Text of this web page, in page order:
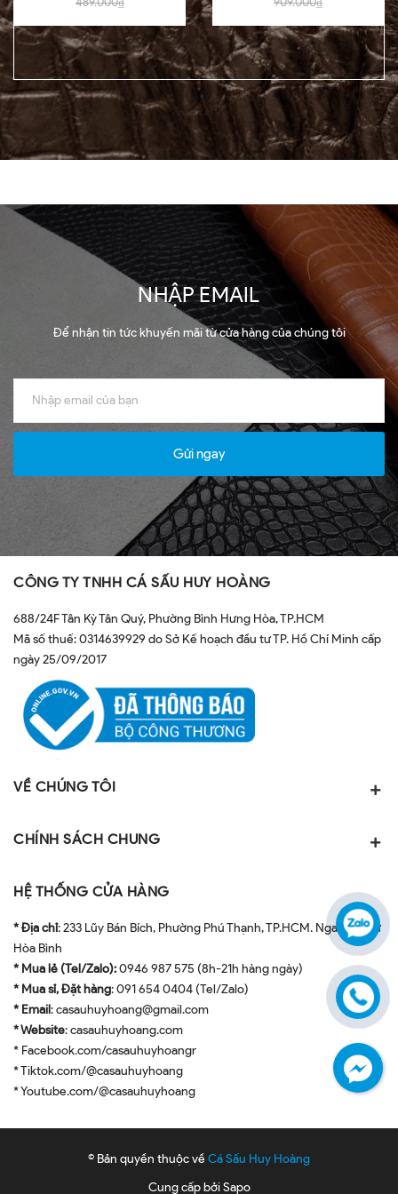
NHẬP EMAIL
Để nhận tin tức khuyến mãi từ cửa hàng của chúng tôi
Gửi ngay
CÔNG TY TNHH CÁ SẤU HUY HOÀNG
688/24F Tân Kỳ Tân Quý, Phường Bình Hưng Hòa, TP.HCM
Mã số thuế: 0314639929 do Sở Kế hoạch đầu tư TP. Hồ Chí Minh cấp
ngày 25/09/2017
VỀ CHÚNG TÔI
CHÍNH SÁCH CHUNG
HỆ THỐNG CỬA HÀNG
* Địa chỉ: 233 Lũy Bán Bích, Phường Phú Thạnh, TP.HCM. Ngay ngã tư
Hòa Bình
* Mua lẻ (Tel/Zalo):0946 987 575 (8h-21h hàng ngày)
* Mua sỉ, Đặt hàng: 091 654 0404 (Tel/Zalo)
* Email: casauhuyhoang@gmail.com
* Website: casauhuyhoang.com
* Facebook.com/casauhuyhoangr
* Tiktok.com/@casauhuyhoang
* Youtube.com/@casauhuyhoang
© Bản quyền thuộc về Cá Sấu Huy Hoàng
Cung cấp bởi Sapo